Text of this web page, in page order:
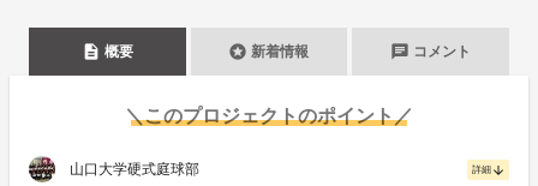
description 概要 stars 新着情報 chat コメント
＼このプロジェクトのポイント／
山口大学硬式庭球部 詳細 arrow_downward